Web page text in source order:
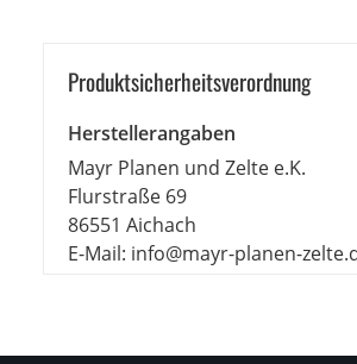
Produkt­sicher­heits­ver­ord­nung
Herstellerangaben
Mayr Planen und Zelte e.K.
Flurstraße 69
86551 Aichach
E-Mail: info@mayr-planen-